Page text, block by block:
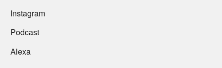
Instagram
Podcast
Alexa